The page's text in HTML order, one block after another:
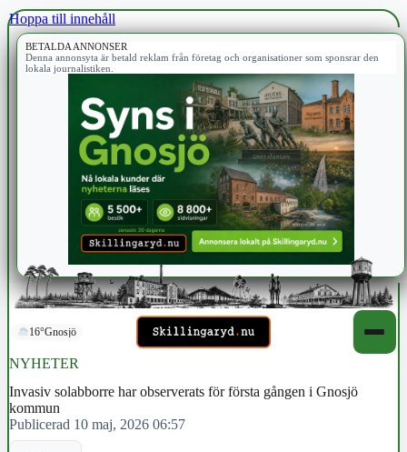
Hoppa till innehåll
BETALDA ANNONSER
Denna annonsyta är betald reklam från företag och organisationer som sponsrar den
lokala journalistiken.
16°Gnosjö
NYHETER
Invasiv solabborre har observerats för första gången i Gnosjö
kommun
Publicerad 10 maj, 2026 06:57